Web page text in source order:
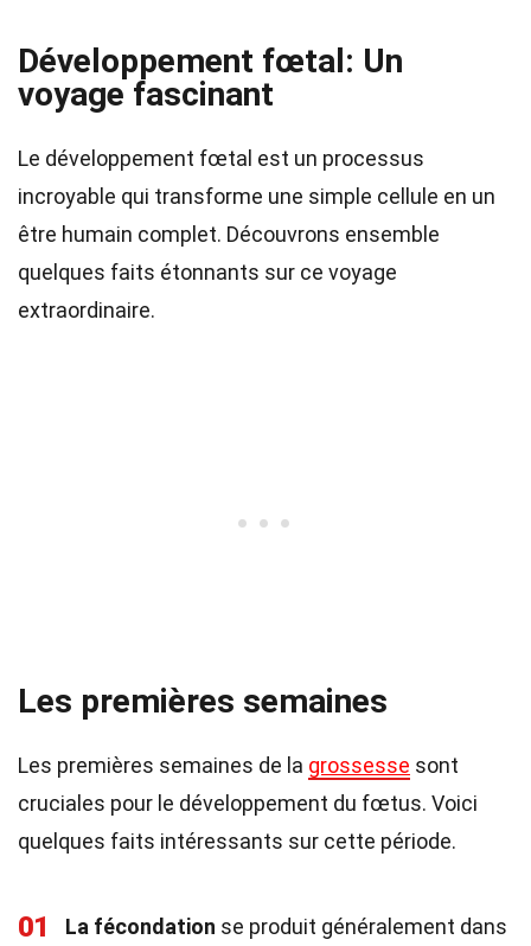
Développement fœtal: Un
voyage fascinant
Le développement fœtal est un processus
incroyable qui transforme une simple cellule en un
être humain complet. Découvrons ensemble
quelques faits étonnants sur ce voyage
extraordinaire.
Les premières semaines
Les premières semaines de la grossesse sont
cruciales pour le développement du fœtus. Voici
quelques faits intéressants sur cette période.
01 La fécondation se produit généralement dans